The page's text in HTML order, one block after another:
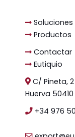
Soluciones
Productos
Contactar
Eutiquio
C/ Pineta,
Huerva
+34 976